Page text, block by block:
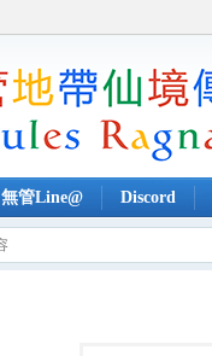
無管Line@ Discord